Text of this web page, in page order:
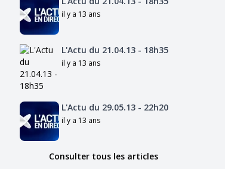
il y a 13 ans
L'Actu du 21.04.13 - 18h35
il y a 13 ans
L'Actu du 29.05.13 - 22h20
il y a 13 ans
Consulter tous les articles